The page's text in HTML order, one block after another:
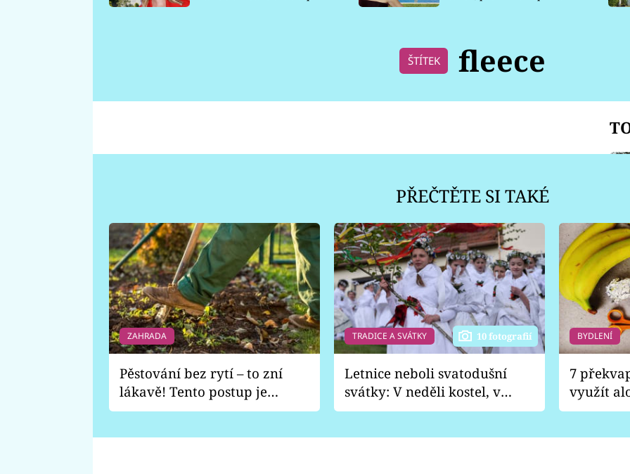
ŠTÍTEK fleece
PŘEČTĚTE SI TAKÉ
ZAHRADA
Pěstování bez rytí – to zní
lákavě! Tento postup je
vhodný jen pro některé
TRADICE A SVÁTKY 10 fotografií
Letnice neboli svatodušní
svátky: V neděli kostel, v
pondělí zábava
BYDLENÍ
7
využít